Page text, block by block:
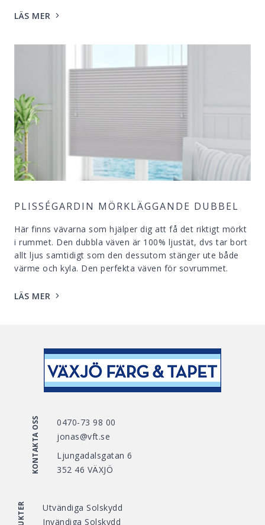
LÄS MER
PLISSÉGARDIN MÖRKLÄGGANDE DUBBEL
Här finns vävarna som hjälper dig att få det riktigt mörkt
i rummet. Den dubbla väven är 100% ljustät, dvs tar bort
allt ljus samtidigt som den dessutom stänger ute både
värme och kyla. Den perfekta väven för sovrummet.
LÄS MER
KONTAKTA OSS
0470-73 98 00
jonas@vft.se
Ljungadalsgatan 6
352 46 VÄXJÖ
Utvändiga Solskydd
Invändiga Solskydd